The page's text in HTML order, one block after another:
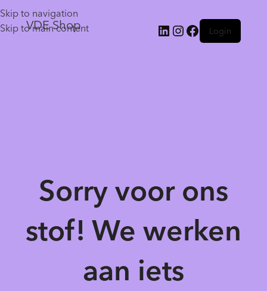
Skip to navigation
Skip to main content
VDE Shop Login
Sorry voor ons
stof! We werken
aan iets